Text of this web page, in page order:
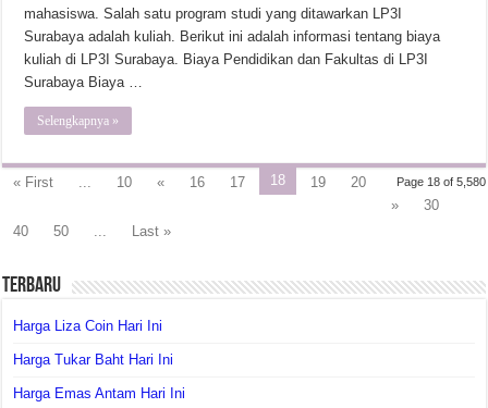
mahasiswa. Salah satu program studi yang ditawarkan LP3I
Surabaya adalah kuliah. Berikut ini adalah informasi tentang biaya
kuliah di LP3I Surabaya. Biaya Pendidikan dan Fakultas di LP3I
Surabaya Biaya …
Selengkapnya »
Page 18 of 5,580
« First ... 10 « 16 17 18 19
20
»
30
40
50 ... Last »
Terbaru
Harga Liza Coin Hari Ini
Harga Tukar Baht Hari Ini
Harga Emas Antam Hari Ini